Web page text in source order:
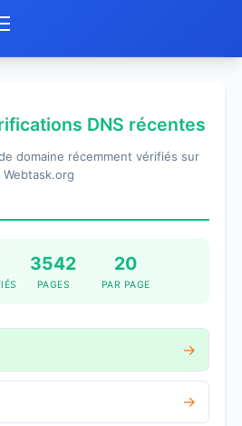
DNS récentes
domaine récemment vérifiés sur
Webtask.org
3542
PAGES
20
PAR PAGE
→
→